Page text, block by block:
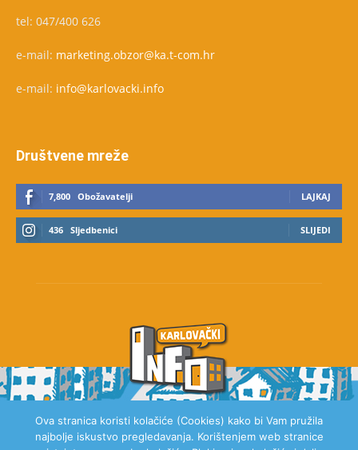
tel: 047/400 626
e-mail: marketing.obzor@ka.t-com.hr
e-mail: info@karlovacki.info
Društvene mreže
7,800 Obožavatelji LAJKAJ
436 Sljedbenici SLIJEDI
Ova stranica koristi kolačiće (Cookies) kako bi Vam pružila
najbolje iskustvo pregledavanja. Korištenjem web stranice